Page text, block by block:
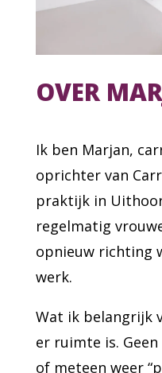
OVER
Ik ben Marjan,
oprichter van
praktijk in
regelmatig
opnieuw richting
werk.
Wat ik belangrijk
er ruimte is.
of meteen weer